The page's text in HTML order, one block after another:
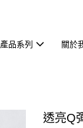
產品系列 關於
透亮Q